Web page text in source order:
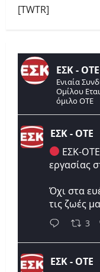
[TWTR]
ΕΣΚ - ΟΤΕ
Ενιαία
Ομίλου
όμιλο ΟΤΕ
ΕΣΚ - ΟΤΕ
ΕΣΚ-ΟΤΕ
εργασίας
Όχι στα
τις ζωές
3
ΕΣΚ - ΟΤΕ